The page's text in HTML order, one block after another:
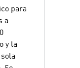
para
a
y la